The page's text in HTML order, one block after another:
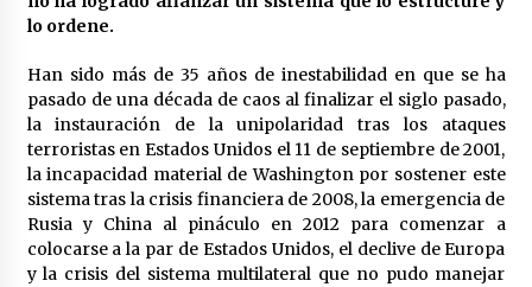
compra de tierras rurales por capitales
extranjeros
17 horas atrás
3 días atrás
Milei vuelve a insultar a Lula y desafía las
lo ordene.
Han sido más de 35 años de inestabilidad en que se ha
pasado de una década de caos al finalizar el siglo pasado,
la instauración de la unipolaridad tras los ataques
terroristas en Estados Unidos el 11 de septiembre de 2001,
la incapacidad material de Washington por sostener este
sistema tras la crisis financiera de 2008, la emergencia de
Rusia y China al pináculo en 2012 para comenzar a
colocarse a la par de Estados Unidos, el declive de Europa
y la crisis del sistema multilateral que no pudo manejar